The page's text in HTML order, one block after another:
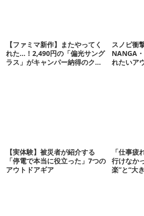
【ファミマ新作】またやってく
れた…！2,490円の「偏光サング
ラス」がキャンパー納得のクオ
スノピ衝
NANGA
れたいア
【実体験】被災者が紹介する
「停電で本当に役立った」7つの
アウトドアギア
「仕事
行けなか
楽”と“大